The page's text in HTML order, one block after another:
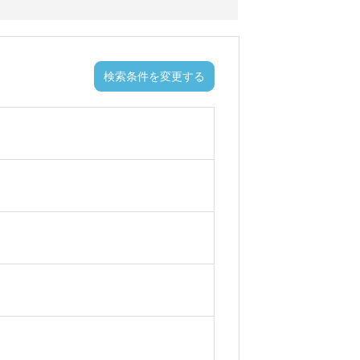
検索条件を変更する